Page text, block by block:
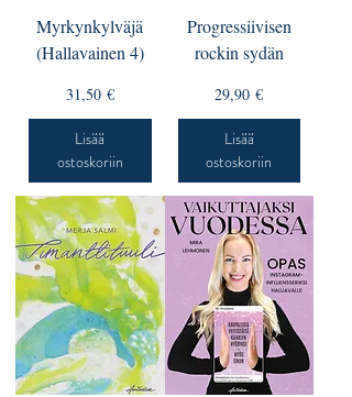
Myrkynkylväjä
(Hallavainen 4)
Hinta
31,50 €
Lisää
ostoskoriin
Progressiivisen
rockin sydän
Hinta
29,90 €
Lisää
ostoskoriin